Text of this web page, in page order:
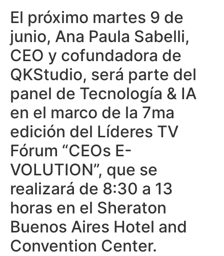
El próximo martes 9 de
junio, Ana Paula Sabelli,
CEO y cofundadora de
QKStudio, será parte del
panel de Tecnología & IA
en el marco de la 7ma
edición del Líderes TV
Fórum “CEOs E-
VOLUTION”, que se
realizará de 8:30 a 13
horas en el Sheraton
Buenos Aires Hotel and
Convention Center.